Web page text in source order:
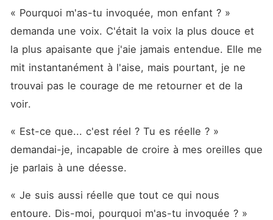
« Pourquoi m'as-tu invoquée, mon enfant ? »
demanda une voix. C'était la voix la plus douce et
la plus apaisante que j'aie jamais entendue. Elle me
mit instantanément à l'aise, mais pourtant, je ne
trouvai pas le courage de me retourner et de la
voir.
« Est-ce que... c'est réel ? Tu es réelle ? »
demandai-je, incapable de croire à mes oreilles que
je parlais à une déesse.
« Je suis aussi réelle que tout ce qui nous
entoure. Dis-moi, pourquoi m'as-tu invoquée ? »